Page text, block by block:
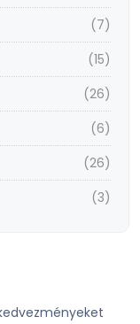
(7)
(15)
(26)
(6)
(26)
(3)